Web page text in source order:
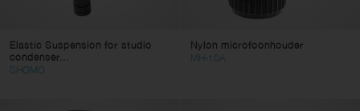
Elastic Suspension for studio
condenser...
SHOMO
Nylon microfoonhouder
MH-10A